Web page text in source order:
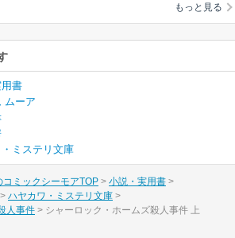
もっと見る
書
ムーア
ミステリ文庫
ミックシーモアTOP
小説・実用書
ハヤカワ・ミステリ文庫
人事件
シャーロック・ホームズ殺人事件 上